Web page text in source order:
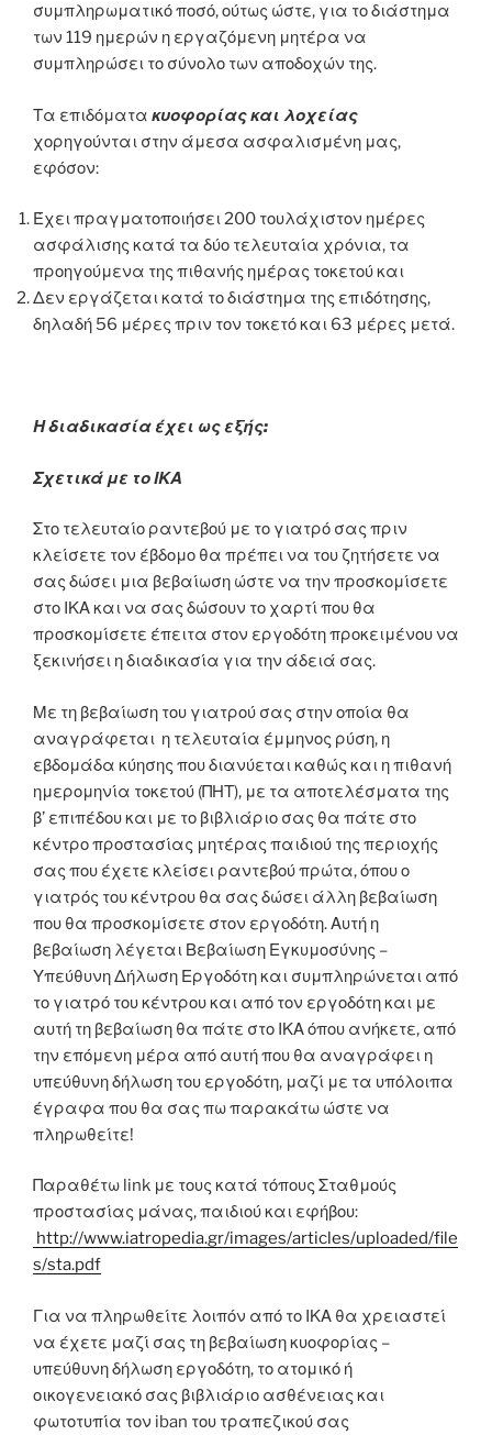
συμπληρωματικό ποσό, ούτως ώστε, για το διάστημα
των 119 ημερών η εργαζόμενη μητέρα να
συμπληρώσει το σύνολο των αποδοχών της.
Τα επιδόματα κυοφορίας και λοχείας
χορηγούνται στην άμεσα ασφαλισμένη μας,
εφόσον:
Έχει πραγματοποιήσει 200 τουλάχιστον ημέρες
ασφάλισης κατά τα δύο τελευταία χρόνια, τα
προηγούμενα της πιθανής ημέρας τοκετού και
Δεν εργάζεται κατά το διάστημα της επιδότησης,
δηλαδή 56 μέρες πριν τον τοκετό και 63 μέρες μετά.
Η διαδικασία έχει ως εξής:
Σχετικά με το ΙΚΑ
Στο τελευταίο ραντεβού με το γιατρό σας πριν
κλείσετε τον έβδομο θα πρέπει να του ζητήσετε να
σας δώσει μια βεβαίωση ώστε να την προσκομίσετε
στο ΙΚΑ και να σας δώσουν το χαρτί που θα
προσκομίσετε έπειτα στον εργοδότη προκειμένου να
ξεκινήσει η διαδικασία για την άδειά σας.
Με τη βεβαίωση του γιατρού σας στην οποία θα
αναγράφεται η τελευταία έμμηνος ρύση, η
εβδομάδα κύησης που διανύεται καθώς και η πιθανή
ημερομηνία τοκετού (ΠΗΤ), με τα αποτελέσματα της
β’ επιπέδου και με το βιβλιάριο σας θα πάτε στο
κέντρο προστασίας μητέρας παιδιού της περιοχής
σας που έχετε κλείσει ραντεβού πρώτα, όπου ο
γιατρός του κέντρου θα σας δώσει άλλη βεβαίωση
που θα προσκομίσετε στον εργοδότη. Αυτή η
βεβαίωση λέγεται Βεβαίωση Εγκυμοσύνης –
Υπεύθυνη Δήλωση Εργοδότη και συμπληρώνεται από
το γιατρό του κέντρου και από τον εργοδότη και με
αυτή τη βεβαίωση θα πάτε στο ΙΚΑ όπου ανήκετε, από
την επόμενη μέρα από αυτή που θα αναγράφει η
υπεύθυνη δήλωση του εργοδότη, μαζί με τα υπόλοιπα
έγραφα που θα σας πω παρακάτω ώστε να
πληρωθείτε!
Παραθέτω link με τους κατά τόπους Σταθμούς
προστασίας μάνας, παιδιού και εφήβου:
http://www.iatropedia.gr/images/articles/uploaded/file
s/sta.pdf
Για να πληρωθείτε λοιπόν από το ΙΚΑ θα χρειαστεί
να έχετε μαζί σας τη βεβαίωση κυοφορίας –
υπεύθυνη δήλωση εργοδότη, το ατομικό ή
οικογενειακό σας βιβλιάριο ασθένειας και
φωτοτυπία τον iban του τραπεζικού σας